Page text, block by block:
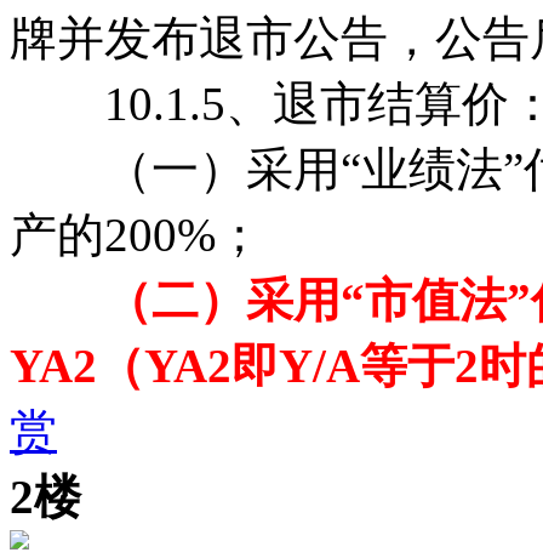
牌并发布退市公告，公
10.1.5、退市结算价
（一）采用“业绩法”
产的200%；
（二）采用“市值法
YA2（YA2即Y/A等于2时
赏
2楼